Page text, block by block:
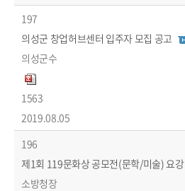
197
의성군 창업허브센터 입주자 모집 공고
의성군수
1563
2019.08.05
196
제1회 119문화상 공모전(문학/미술) 요강
소방청장